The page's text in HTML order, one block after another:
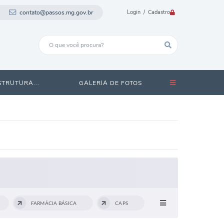
Login / Cadastro
contato@passos.mg.gov.br
GALERIA DE FOTOS
FARMÁCIA BÁSICA CAPS